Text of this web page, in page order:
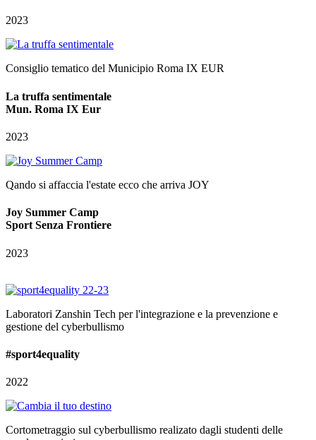
2023
Consiglio tematico del Municipio Roma IX EUR
La truffa sentimentale
Mun. Roma IX Eur
2023
Qando si affaccia l'estate ecco che arriva JOY
Joy Summer Camp
Sport Senza Frontiere
2023
Laboratori Zanshin Tech per l'integrazione e la prevenzione e
gestione del cyberbullismo
#sport4equality
2022
Cortometraggio sul cyberbullismo realizato dagli studenti delle